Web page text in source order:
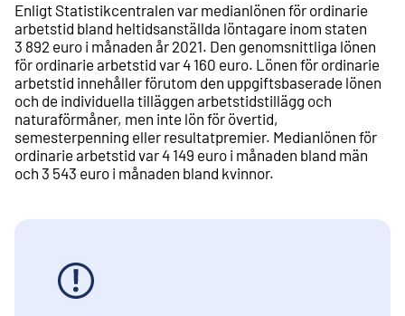
Enligt Statistikcentralen var medianlönen för ordinarie
arbetstid bland heltidsanställda löntagare inom staten
3 892 euro i månaden år 2021. Den genomsnittliga lönen
för ordinarie arbetstid var 4 160 euro. Lönen för ordinarie
arbetstid innehåller förutom den uppgiftsbaserade lönen
och de individuella tilläggen arbetstidstillägg och
naturaförmåner, men inte lön för övertid,
semesterpenning eller resultatpremier. Medianlönen för
ordinarie arbetstid var 4 149 euro i månaden bland män
och 3 543 euro i månaden bland kvinnor.